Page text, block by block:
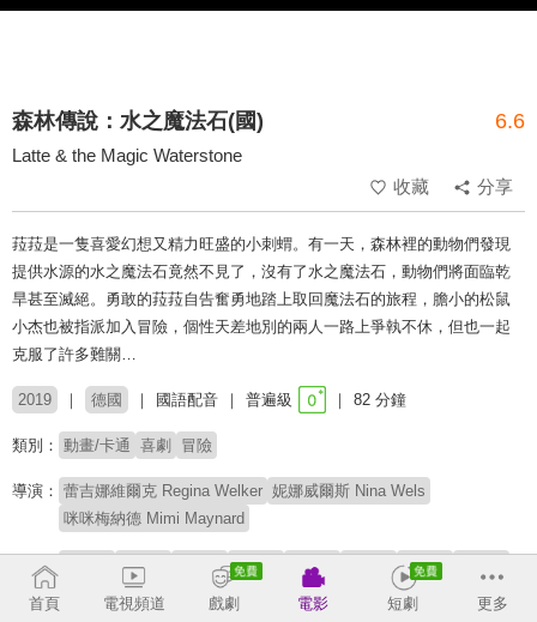
森林傳說：水之魔法石(國) 6.6
Latte & the Magic Waterstone
收藏
分享
菈菈是一隻喜愛幻想又精力旺盛的小刺蝟。有一天，森林裡的動物們發現
提供水源的水之魔法石竟然不見了，沒有了水之魔法石，動物們將面臨乾
旱甚至滅絕。勇敢的菈菈自告奮勇地踏上取回魔法石的旅程，膽小的松鼠
小杰也被指派加入冒險，個性天差地別的兩人一路上爭執不休，但也一起
克服了許多難關…
2019 德國 國語配音 普遍級 82 分鐘
類別： 動畫/卡通 喜劇 冒險
導演： 蕾吉娜維爾克 Regina Welker 妮娜威爾斯 Nina Wels
咪咪梅納德 Mimi Maynard
配音： 張乃文 夏治世 鈕凱暘 楊詩穎 梁興昌
邱涵菲 鍾沛芹
首頁 電視頻道 戲劇 電影 短劇 更多